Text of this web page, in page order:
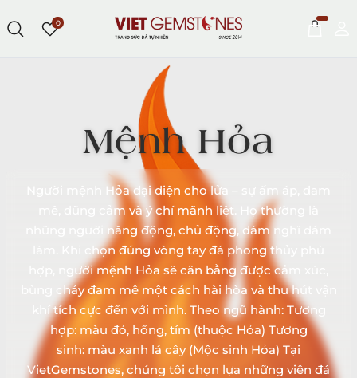
0
Mệnh Hỏa
Người mệnh Hỏa đại diện cho lửa – sự ấm áp, đam
mê, dũng cảm và ý chí mãnh liệt. Họ thường là
những người năng động, chủ động, dám nghĩ dám
làm. Khi chọn đúng vòng tay đá phong thủy phù
hợp, người mệnh Hỏa sẽ cân bằng được cảm xúc,
bùng cháy đam mê một cách hài hòa và thu hút vận
khí tích cực đến với mình. Theo ngũ hành: Tương
hợp: màu đỏ, hồng, tím (thuộc Hỏa) Tương
sinh: màu xanh lá cây (Mộc sinh Hỏa) Tại
VietGemstones, chúng tôi chọn lựa những viên đá